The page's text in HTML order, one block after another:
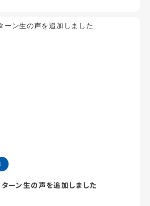
ーン生の声を追加しました